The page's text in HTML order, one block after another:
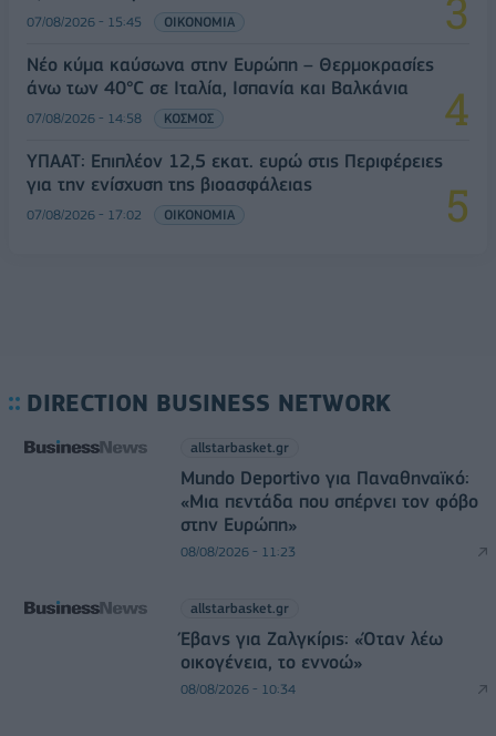
07/08/2026 - 15:45 ΟΙΚΟΝΟΜΙΑ
Νέο κύμα καύσωνα στην Ευρώπη – Θερμοκρασίες
άνω των 40°C σε Ιταλία, Ισπανία και Βαλκάνια
07/08/2026 - 14:58 ΚΟΣΜΟΣ
ΥΠΑΑΤ: Επιπλέον 12,5 εκατ. ευρώ στις Περιφέρειες
για την ενίσχυση της βιοασφάλειας
07/08/2026 - 17:02 ΟΙΚΟΝΟΜΙΑ
DIRECTION BUSINESS NETWORK
allstarbasket.gr
Mundo Deportivo για Παναθηναϊκό:
«Μια πεντάδα που σπέρνει τον φόβο
στην Ευρώπη»
08/08/2026 - 11:23
allstarbasket.gr
Έβανς για Ζαλγκίρις: «Όταν λέω
οικογένεια, το εννοώ»
08/08/2026 - 10:34